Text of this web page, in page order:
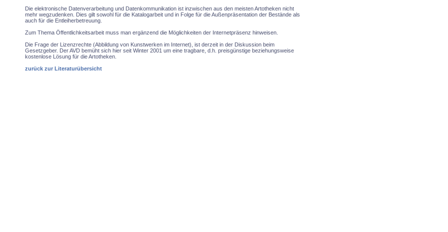
Die elektronische Datenverarbeitung und Datenkommunikation ist inzwischen aus den meisten Artotheken nicht
mehr wegzudenken. Dies gilt sowohl für die Katalogarbeit und in Folge für die Außenpräsentation der Bestände als
auch für die Entleiherbetreuung.
Zum Thema Öffentlichkeitsarbeit muss man ergänzend die Möglichkeiten der Internetpräsenz hinweisen.
Die Frage der Lizenzrechte (Abbildung von Kunstwerken im Internet), ist derzeit in der Diskussion beim
Gesetzgeber. Der AVD bemüht sich hier seit Winter 2001 um eine tragbare, d.h. preisgünstige beziehungsweise
kostenlose Lösung für die Artotheken.
zurück zur Literaturübersicht